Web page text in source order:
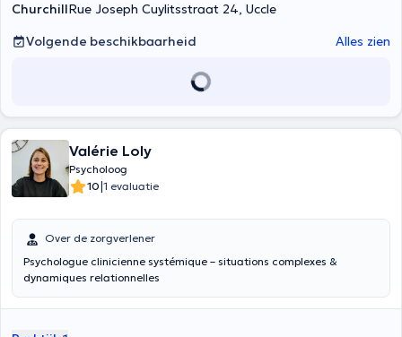
ChurchillRue Joseph Cuylitsstraat 24, Uccle
Volgende beschikbaarheid
Alles zien
Valérie Loly
Psycholoog
10|1 evaluatie
Over de zorgverlener
Psychologue clinicienne systémique – situations complexes &
dynamiques relationnelles